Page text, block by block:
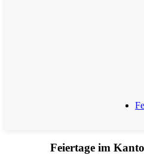
Feiertage im